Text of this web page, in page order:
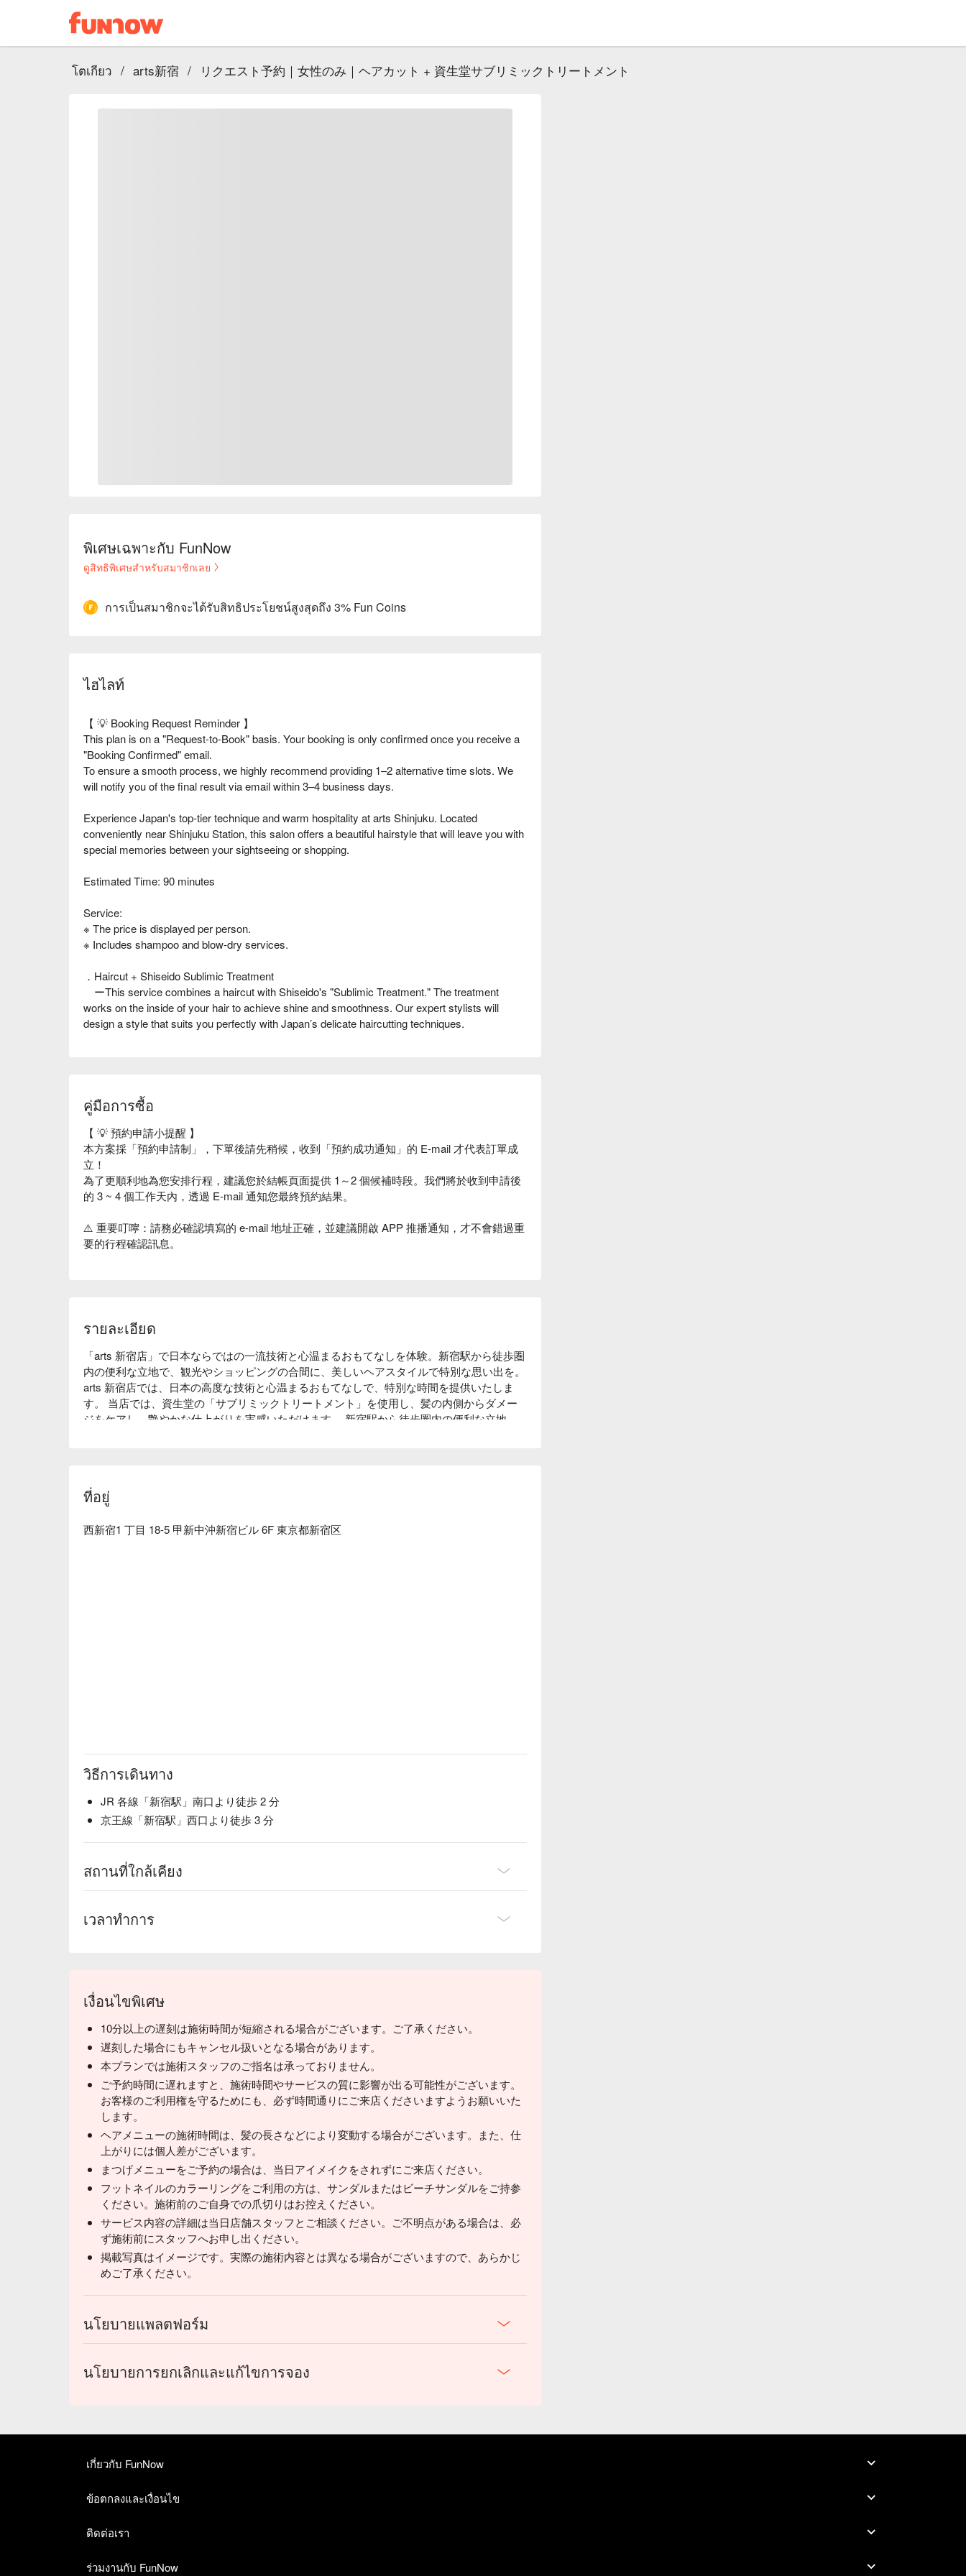
โตเกียว / arts新宿 / リクエスト予約｜女性のみ｜ヘアカット + 資生堂サブリミックトリートメント
พิเศษเฉพาะกับ FunNow
ดูสิทธิพิเศษสำหรับสมาชิกเลย
การเป็นสมาชิกจะได้รับสิทธิประโยชน์สูงสุดถึง 3% Fun Coins
ไฮไลท์
【 💡 Booking Request Reminder 】
This plan is on a "Request-to-Book" basis. Your booking is only confirmed once you receive a
"Booking Confirmed" email.
To ensure a smooth process, we highly recommend providing 1–2 alternative time slots. We
will notify you of the final result via email within 3–4 business days.
Experience Japan's top-tier technique and warm hospitality at arts Shinjuku. Located
conveniently near Shinjuku Station, this salon offers a beautiful hairstyle that will leave you with
special memories between your sightseeing or shopping.
Estimated Time: 90 minutes
Service:
※ The price is displayed per person.
※ Includes shampoo and blow-dry services.
．Haircut + Shiseido Sublimic Treatment
ーThis service combines a haircut with Shiseido's "Sublimic Treatment." The treatment
works on the inside of your hair to achieve shine and smoothness. Our expert stylists will
design a style that suits you perfectly with Japan’s delicate haircutting techniques.
คู่มือการซื้อ
【 💡 預約申請小提醒 】
本方案採「預約申請制」，下單後請先稍候，收到「預約成功通知」的 E-mail 才代表訂單成
立！
為了更順利地為您安排行程，建議您於結帳頁面提供 1～2 個候補時段。我們將於收到申請後
的 3 ~ 4 個工作天內，透過 E-mail 通知您最終預約結果。
⚠️ 重要叮嚀：請務必確認填寫的 e-mail 地址正確，並建議開啟 APP 推播通知，才不會錯過重
要的行程確認訊息。
รายละเอียด
「arts 新宿店」で日本ならではの一流技術と心温まるおもてなしを体験。新宿駅から徒歩圏
内の便利な立地で、観光やショッピングの合間に、美しいヘアスタイルで特別な思い出を。
arts 新宿店では、日本の高度な技術と心温まるおもてなしで、特別な時間を提供いたしま
す。 当店では、資生堂の「サブリミックトリートメント」を使用し、髪の内側からダメー
ジをケアし、艶やかな仕上がりを実感いただけます。 新宿駅から徒歩圏内の便利な立地
ที่อยู่
西新宿1 丁目 18-5 甲新中沖新宿ビル 6F 東京都新宿区
วิธีการเดินทาง
JR 各線「新宿駅」南口より徒歩 2 分
京王線「新宿駅」西口より徒歩 3 分
สถานที่ใกล้เคียง
เวลาทำการ
เงื่อนไขพิเศษ
10分以上の遅刻は施術時間が短縮される場合がございます。ご了承ください。
遅刻した場合にもキャンセル扱いとなる場合があります。
本プランでは施術スタッフのご指名は承っておりません。
ご予約時間に遅れますと、施術時間やサービスの質に影響が出る可能性がございます。
お客様のご利用権を守るためにも、必ず時間通りにご来店くださいますようお願いいた
します。
ヘアメニューの施術時間は、髪の長さなどにより変動する場合がございます。また、仕
上がりには個人差がございます。
まつげメニューをご予約の場合は、当日アイメイクをされずにご来店ください。
フットネイルのカラーリングをご利用の方は、サンダルまたはビーチサンダルをご持参
ください。施術前のご自身での爪切りはお控えください。
サービス内容の詳細は当日店舗スタッフとご相談ください。ご不明点がある場合は、必
ず施術前にスタッフへお申し出ください。
掲載写真はイメージです。実際の施術内容とは異なる場合がございますので、あらかじ
めご了承ください。
นโยบายแพลตฟอร์ม
นโยบายการยกเลิกและแก้ไขการจอง
เกี่ยวกับ FunNow
ข้อตกลงและเงื่อนไข
ติดต่อเรา
ร่วมงานกับ FunNow